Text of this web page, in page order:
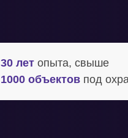
30 лет опыта, свыше
1000 объектов под